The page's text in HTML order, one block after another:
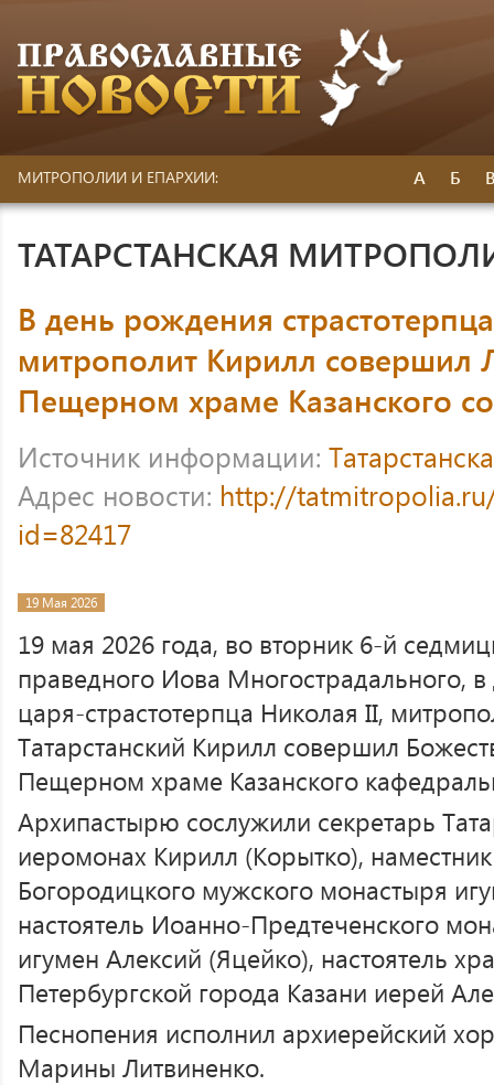
МИТРОПОЛИИ И ЕПАРХИИ: А Б
ТАТАРСТАНСКАЯ
В день рождения
митрополит Кирилл совершил
Пещерном храме Казанского
Источник информации:
Адрес новости: http://
id=82417
19 Мая 2026
19 мая 2026 года, во вторник 6-й
праведного Иова Многострадального,
царя-страстотерпца Николая II,
Татарстанский Кирилл совершил
Пещерном храме Казанского
Архипастырю сослужили секретарь
иеромонах Кирилл (Корытко),
Богородицкого мужского монастыря
настоятель Иоанно-Предтеченского
игумен Алексий (Яцейко), настоятель
Петербургской города Казани иерей
Песнопения исполнил архиерейский
Марины Литвиненко.